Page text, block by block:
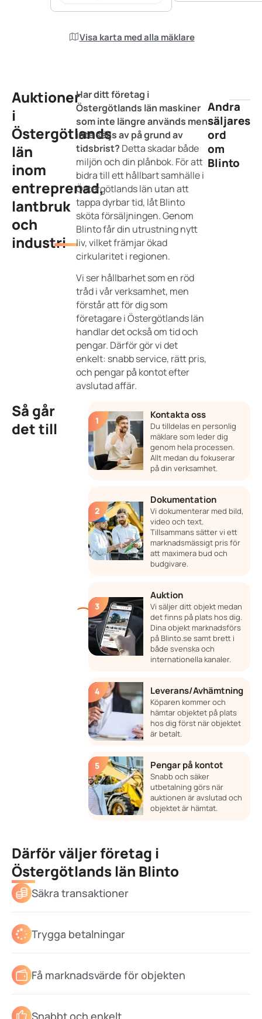
Visa karta med alla mäklare
Auktioner
i
Östergötlands
län
inom
entreprenad,
lantbruk
och
industri
Har ditt företag i
Östergötlands län maskiner
som inte längre används men
inte säljs av på grund av
tidsbrist? Detta skadar både
miljön och din plånbok. För att
bidra till ett hållbart samhälle i
Östergötlands län utan att
tappa dyrbar tid, låt Blinto
sköta försäljningen. Genom
Blinto får din utrustning nytt
liv, vilket främjar ökad
cirkularitet i regionen.
Vi ser hållbarhet som en röd
tråd i vår verksamhet, men
förstår att för dig som
företagare i Östergötlands län
handlar det också om tid och
pengar. Därför gör vi det
enkelt: snabb service, rätt pris,
och pengar på kontot efter
avslutad affär.
Andra
säljares
ord
om
Blinto
Så går
det till
Kontakta oss
Du tilldelas en personlig
mäklare som leder dig
genom hela processen.
Allt medan du fokuserar
på din verksamhet.
Dokumentation
Vi dokumenterar med bild,
video och text.
Tillsammans sätter vi ett
marknadsmässigt pris för
att maximera bud och
budgivare.
Auktion
Vi säljer ditt objekt medan
det finns på plats hos dig.
Dina objekt marknadsförs
på Blinto.se samt brett i
både svenska och
internationella kanaler.
Leverans/Avhämtning
Köparen kommer och
hämtar objektet på plats
hos dig först när objektet
är betalt.
Pengar på kontot
Snabb och säker
utbetalning görs när
auktionen är avslutad och
objektet är hämtat.
Därför väljer företag i
Östergötlands län Blinto
Säkra transaktioner
Trygga betalningar
Få marknadsvärde för objekten
Snabbt och enkelt